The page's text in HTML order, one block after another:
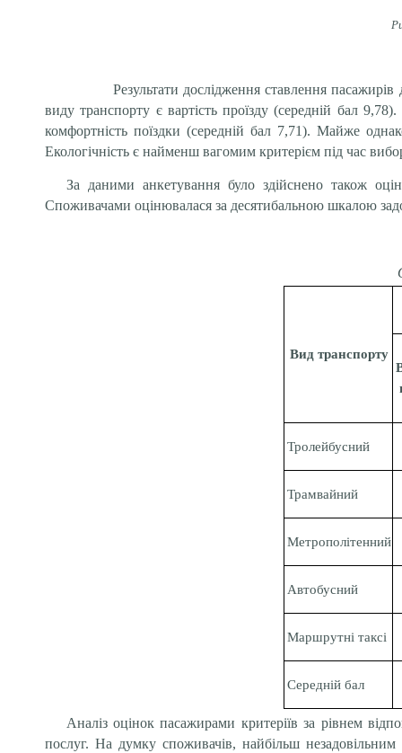
Результати дослідження ставлення
виду транспорту є вартість проїзду (середній бал
комфортність поїздки (середній бал 7,71). Майже
Екологічність є найменш вагомим критерієм під час
За даними анкетування було здійснено також
Споживачами оцінювалася за десятибальною шкалою
Вид транспорту
Тролейбусний
Трамвайний
Метрополітенний
Автобусний
Маршрутні таксі
Середній бал
Аналіз оцінок пасажирами критеріїв за рівнем
послуг. На думку споживачів, найбільш